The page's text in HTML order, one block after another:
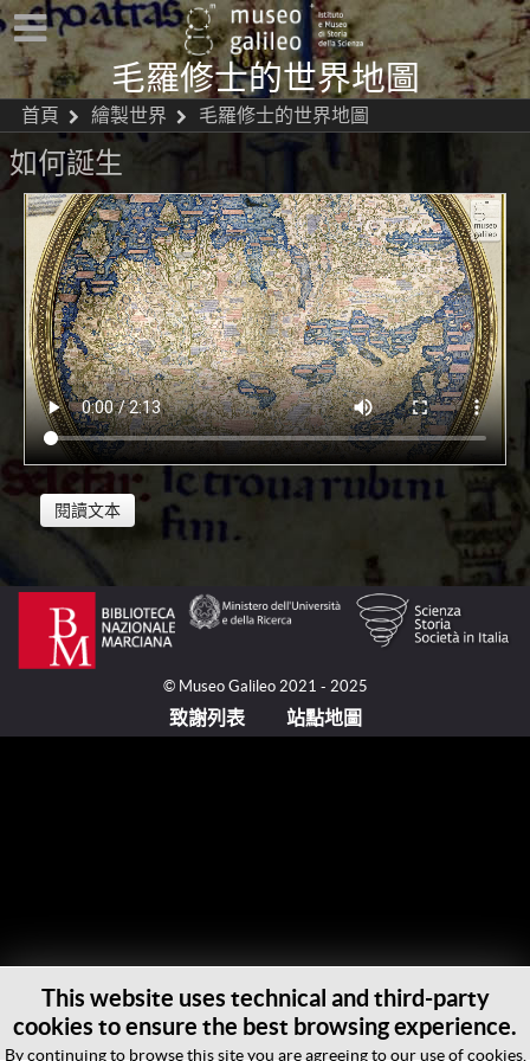
毛羅修士的世界地圖
首頁 繪製世界 毛羅修士的世界地圖
如何誕生
閱讀文本
毛羅修士（Fra Mauro, 活躍於約1430-約1459/1464之
間）圍繞世界地圖的圓周而設計的羅盤方點陣圖會讓人
猜測，卡瑪律多利修道院的修士所採用的製圖學程式就
是航海傳統的那種典型程式。梵蒂岡宗徒圖書館的航海
圖與世界地圖中所呈現的相同地理區域之間幾乎完美的
一致性可以證實這一猜想，毛羅修飾把梵蒂岡圖書館航
從投影的角度而言，此世界地圖為地球的一種平面展
示。我們雖然對於所採用的方法沒有說明，但可以假
設，毛羅修士為實現這一幾何轉化，他想像出一種與已
© Museo Galileo 2021 - 2025
致謝列表 站點地圖
This website uses technical and third-party
cookies to ensure the best browsing experience.
By continuing to browse this site you are agreeing to our use of cookies.